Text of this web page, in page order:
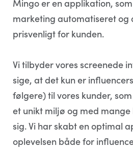
Mingo er en applikation,
marketing automatiseret og
prisvenligt for kunden.
Vi tilbyder vores screenede
sige, at det kun er
følgere) til vores kunder,
et unikt miljø og med
sig. Vi har skabt en optimal
oplevelsen både for